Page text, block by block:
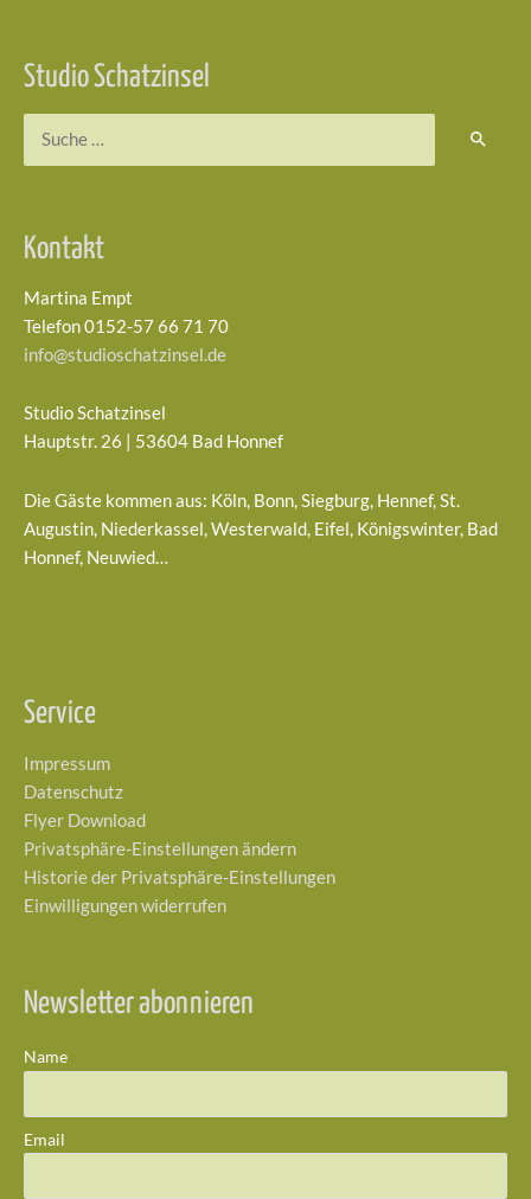
Studio Schatzinsel
Kontakt
Martina Empt
Telefon 0152-57 66 71 70
info@studioschatzinsel.de
Studio Schatzinsel
Hauptstr. 26 | 53604 Bad Honnef
Die Gäste kommen aus: Köln, Bonn, Siegburg, Hennef, St.
Augustin, Niederkassel, Westerwald, Eifel, Königswinter, Bad
Honnef, Neuwied…
Service
Impressum
Datenschutz
Flyer Download
Privatsphäre-Einstellungen ändern
Historie der Privatsphäre-Einstellungen
Einwilligungen widerrufen
Newsletter abonnieren
Name
Email